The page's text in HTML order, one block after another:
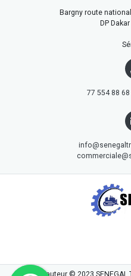
Bargny route
DP
77 554 88
droits d'auteur © 2023 SENEGAL